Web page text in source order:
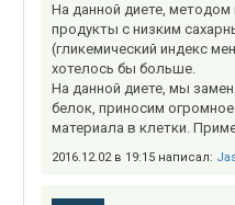
На данной диете, методом
продукты с низким
(гликемический индекс
хотелось бы больше.
На данной диете, мы
белок, приносим
материала в клетки.
2016.12.02 в 19:15 написал: